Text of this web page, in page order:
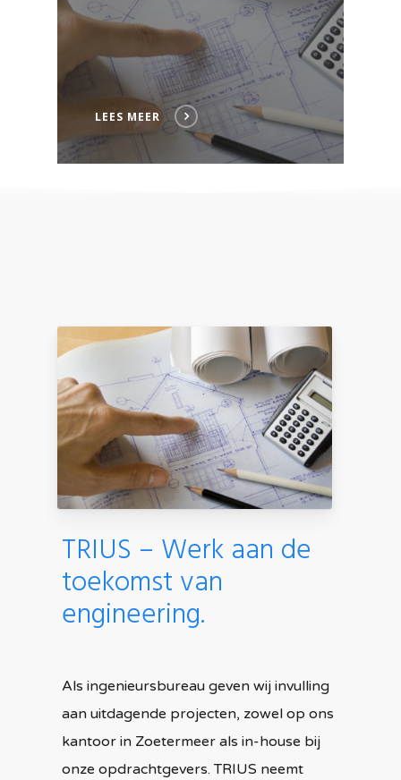
LEES MEER
TRIUS – Werk aan de
toekomst van
engineering.
Als ingenieursbureau geven wij invulling
aan uitdagende projecten, zowel op ons
kantoor in Zoetermeer als in-house bij
onze opdrachtgevers. TRIUS neemt